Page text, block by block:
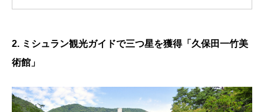
2. ミシュラン観光ガイドで三つ星を獲得「久保田一竹美
術館」